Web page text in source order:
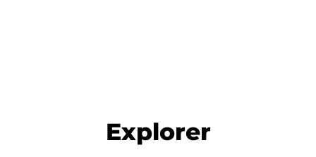
Explorer